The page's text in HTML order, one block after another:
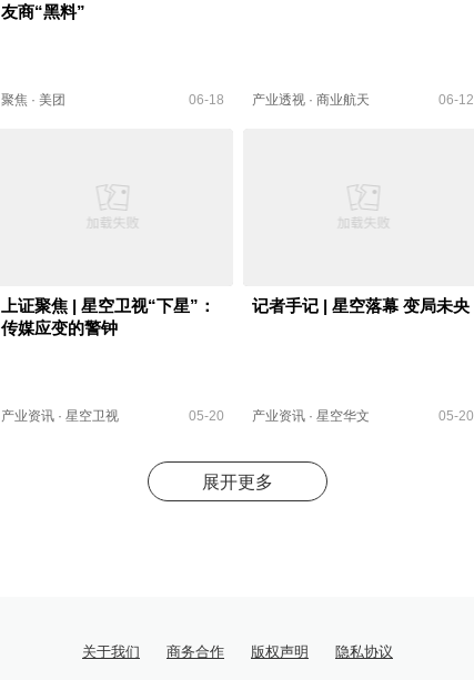
友商“黑料”
聚焦 · 美团 06-18 产业透视· 商业航天 06-12
上证聚焦 | 星空卫视“下星”：
传媒应变的警钟
产业资讯· 星空卫视 05-20
记者手记 | 星空落幕 变局未央
产业资讯· 星空华文 05-20
展开更多
关于我们 商务合作 版权声明 隐私协议